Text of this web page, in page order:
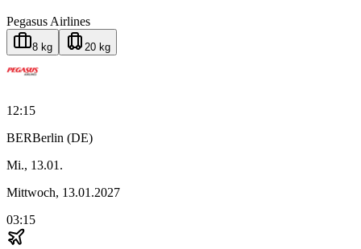
Pegasus Airlines
8 kg 20 kg
12:15
BERBerlin (DE)
Mi., 13.01.
Mittwoch, 13.01.2027
03:15